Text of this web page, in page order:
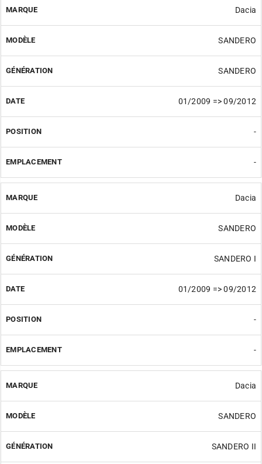
Dacia
SANDERO
SANDERO
01/2009 => 09/2012
-
-
Dacia
SANDERO
SANDERO I
01/2009 => 09/2012
-
-
Dacia
SANDERO
SANDERO II